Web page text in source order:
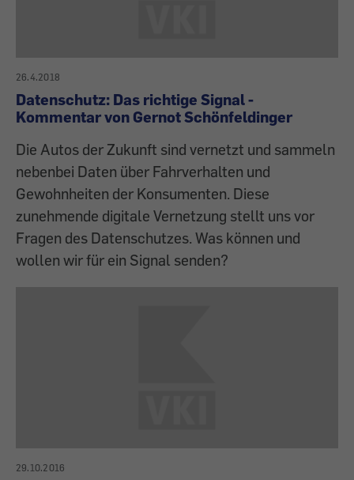
26.4.2018
Datenschutz: Das richtige Signal -
Kommentar von Gernot Schönfeldinger
Die Autos der Zukunft sind vernetzt und sammeln
nebenbei Daten über Fahrverhalten und
Gewohnheiten der Konsumenten. Diese
zunehmende digitale Vernetzung stellt uns vor
Fragen des Datenschutzes. Was können und
wollen wir für ein Signal senden?
29.10.2016